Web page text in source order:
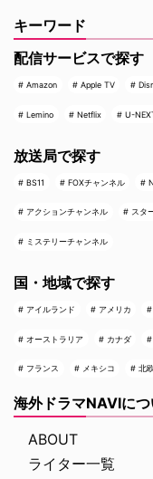
キーワード
配信サービスで探す
Amazon Apple TV
Lemino Netflix U-
放送局で探す
BS11 FOXチャンネル
アクションチャンネル スタ
ミステリーチャンネル
国・地域で探す
アイルランド アメリカ
オーストラリア カナダ
フランス メキシコ 北欧
海外ドラマNAVIにつ
ABOUT
ライター一覧